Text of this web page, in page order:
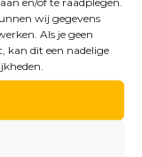
wij gegevens
Als je geen
dit een nadelige